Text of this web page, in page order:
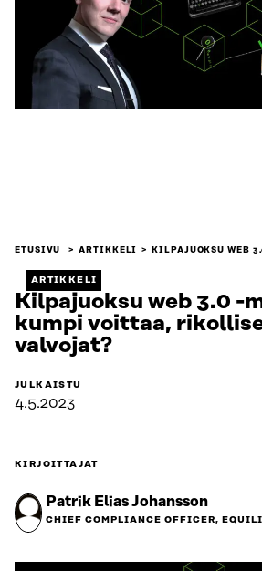
ETUSIVU ARTIKKELI KILPAJUOKSU WEB
ARTIKKELI
Kilpajuoksu web 3.0 -
kumpi voittaa,
valvojat?
JULKAISTU
4.5.2023
KIRJOITTAJAT
Patrik Elias Johansson
CHIEF COMPLIANCE OFFICER,